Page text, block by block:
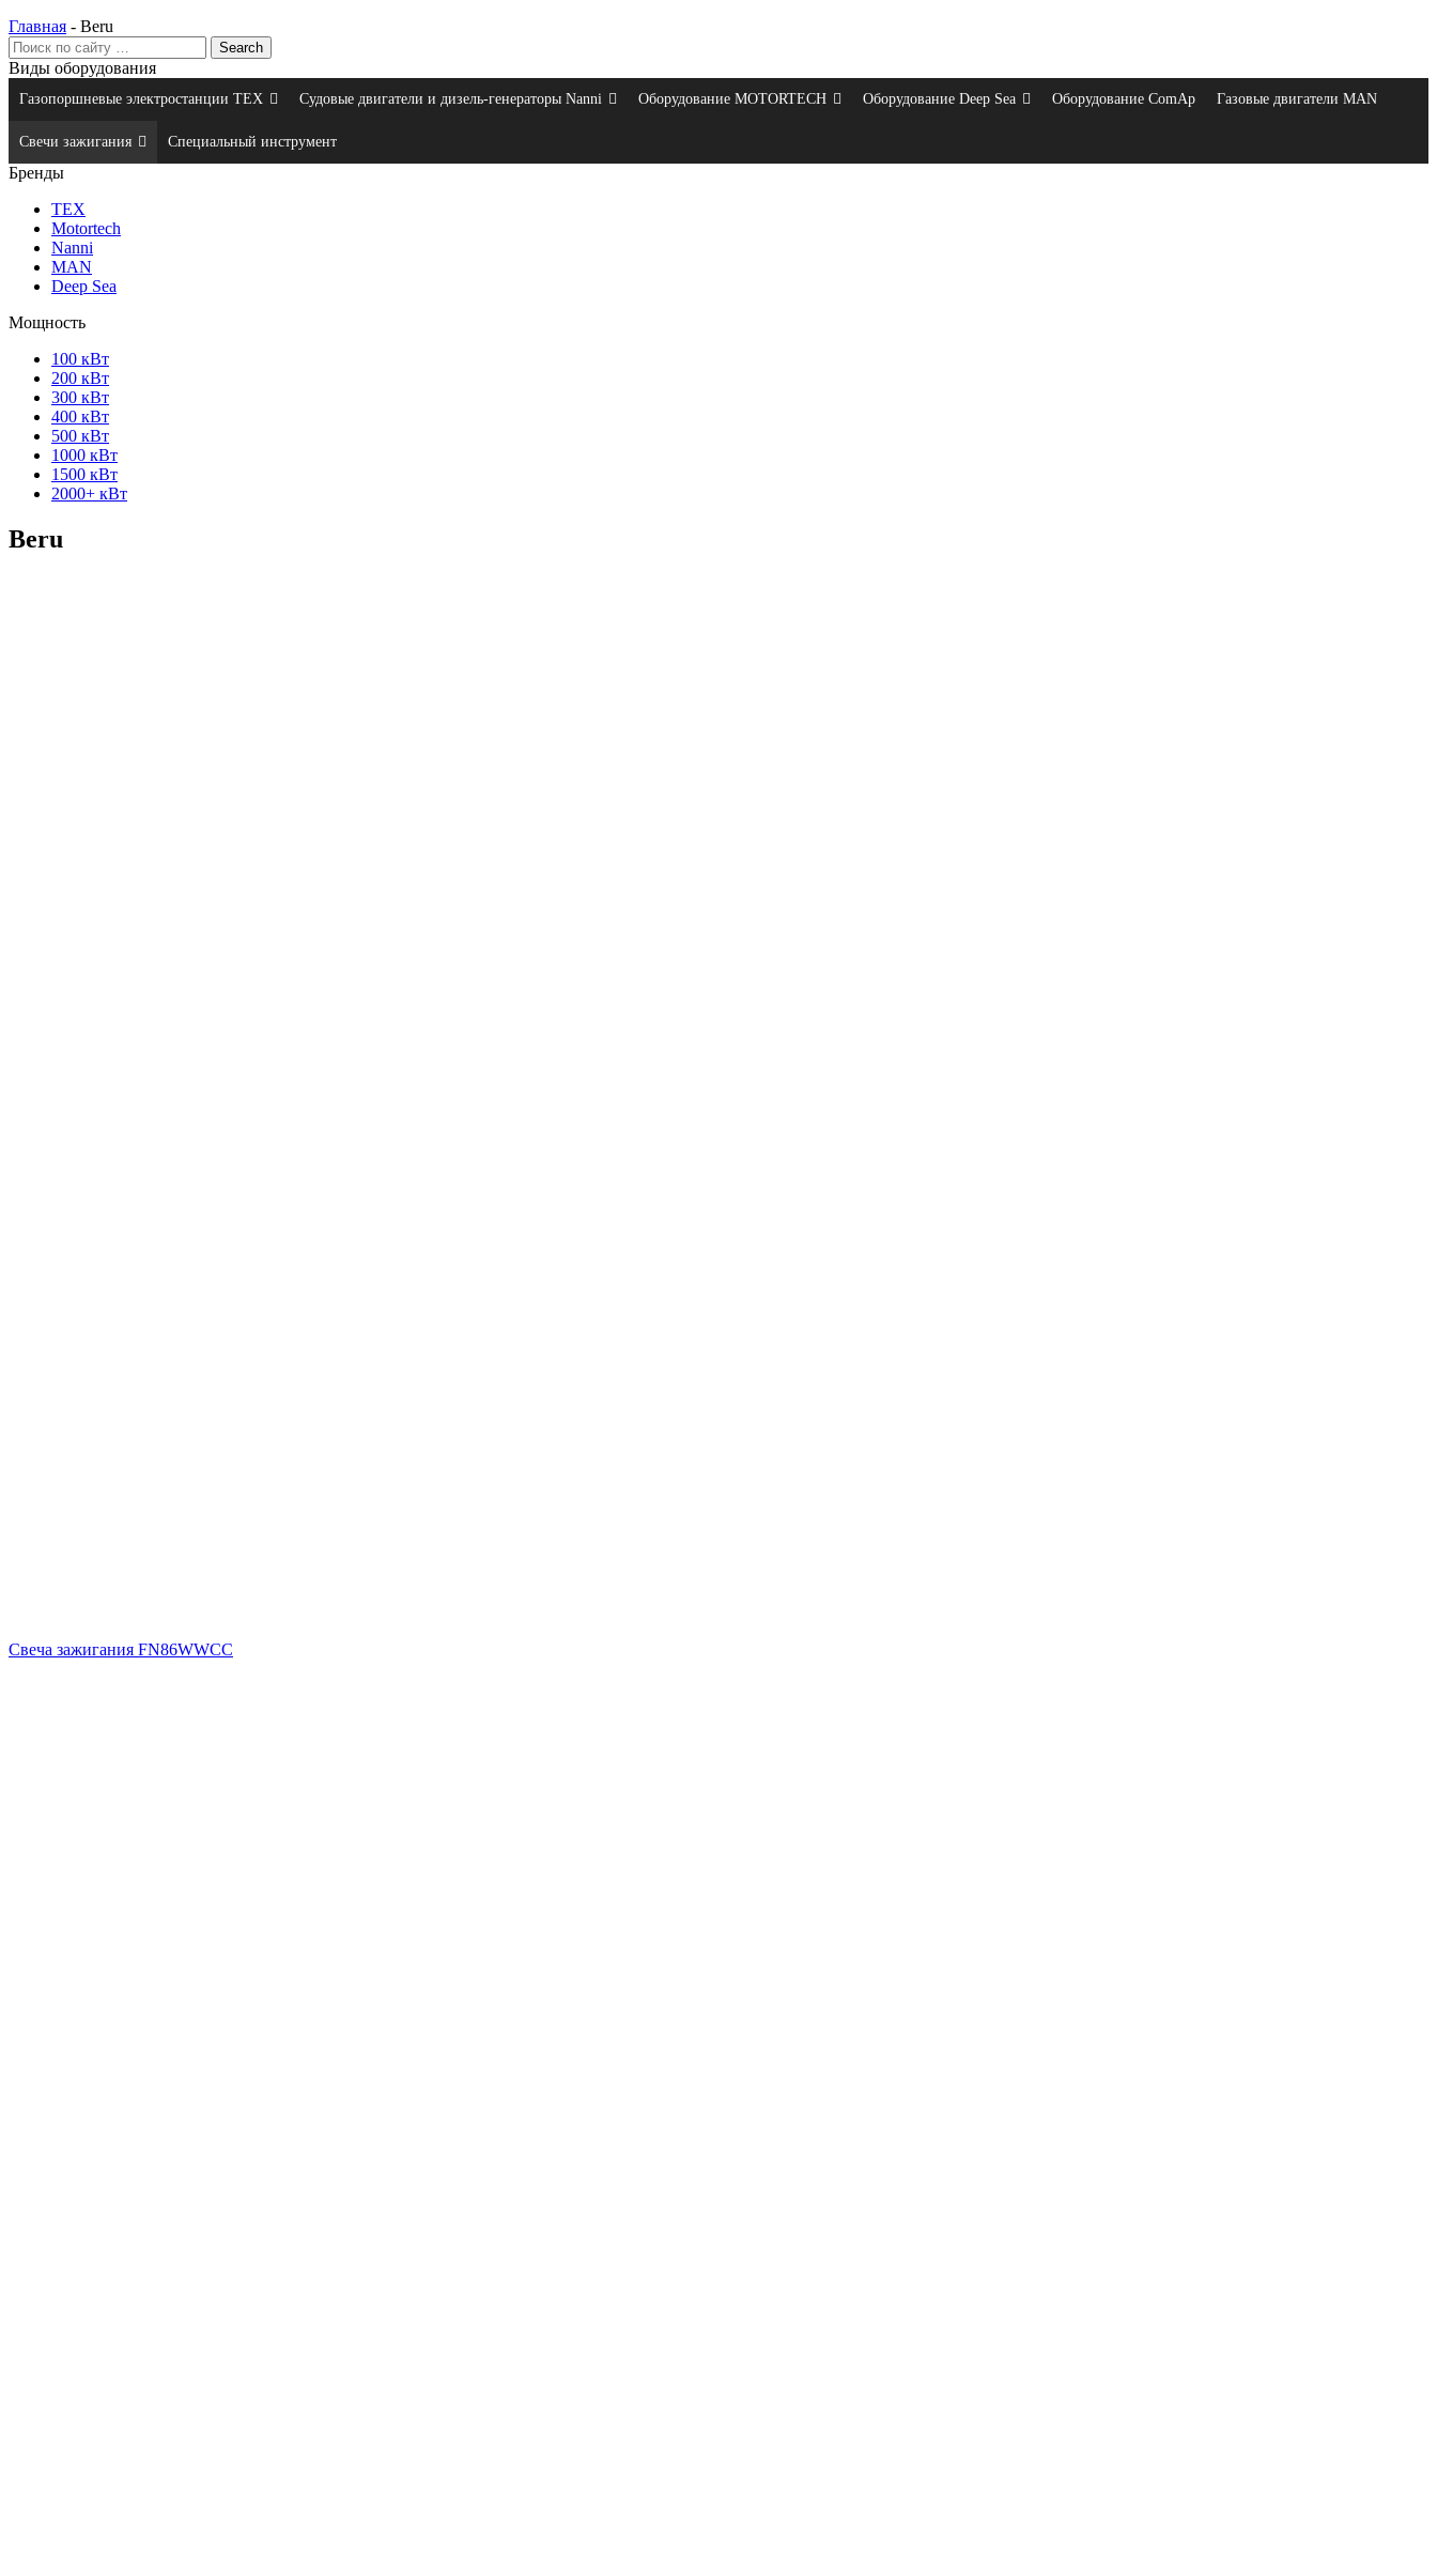
Главная - Beru
Виды оборудования
Газопоршневые электростанции ТЕХ Судовые двигатели и дизель-генераторы Nanni Оборудование MOTORTECH Оборудование Deep Sea Оборудование ComAp Газовые двигатели MAN
Свечи зажигания Специальный инструмент
Бренды
ТЕХ
Motortech
Nanni
MAN
Deep Sea
Мощность
100 кВт
200 кВт
300 кВт
400 кВт
500 кВт
1000 кВт
1500 кВт
2000+ кВт
Beru
Свеча зажигания FN86WWCC